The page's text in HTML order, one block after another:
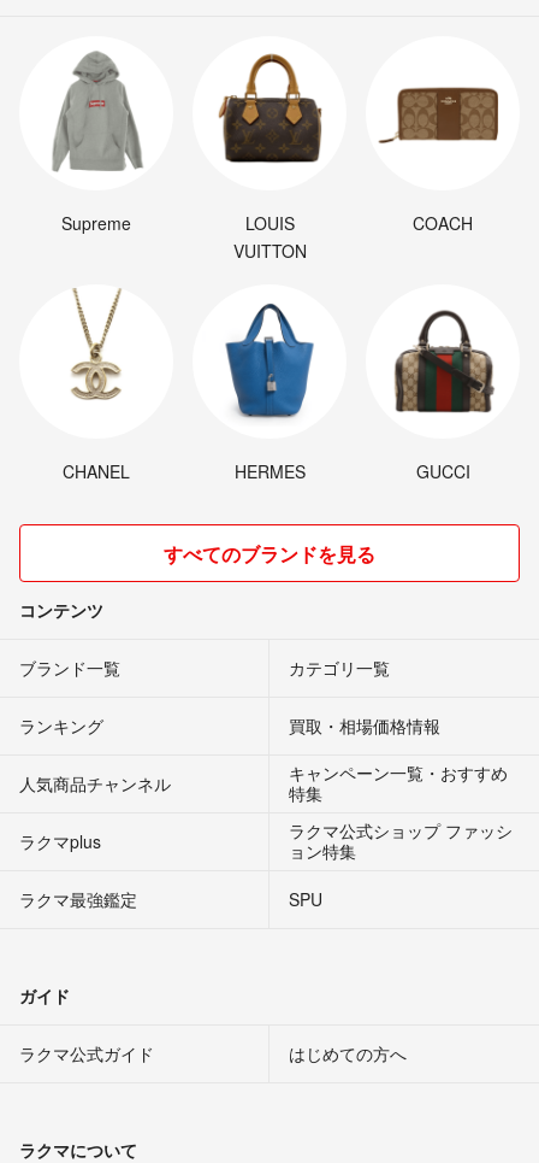
Supreme
LOUIS
VUITTON
COACH
CHANEL HERMES GUCCI
すべてのブランドを見る
コンテンツ
ブランド一覧 カテゴリ一覧
ランキング 買取・相場価格情報
人気商品チャンネル
キャンペーン一覧・おすすめ
特集
ラクマplus
ラクマ公式ショップ ファッシ
ョン特集
ラクマ最強鑑定
SPU
ガイド
ラクマ公式ガイド はじめての方へ
ラクマについて